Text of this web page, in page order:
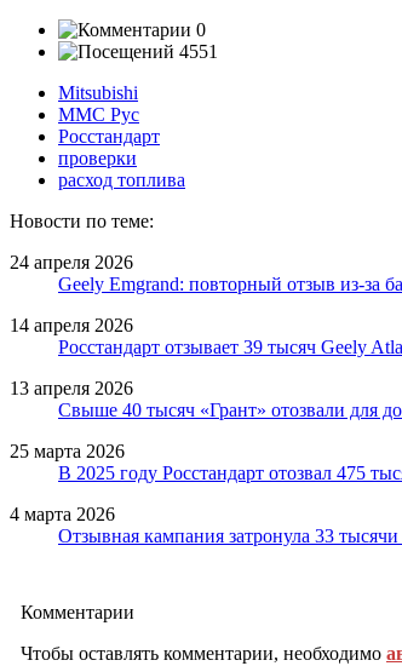
0
4551
Mitsubishi
ММС Рус
Росстандарт
проверки
расход топлива
Новости по теме:
24 апреля 2026
Geely Emgrand: повторный отзыв из-за
14 апреля 2026
Росстандарт отзывает 39 тысяч Geely
13 апреля 2026
Свыше 40 тысяч «Грант» отозвали для
25 марта 2026
В 2025 году Росстандарт отозвал 475
4 марта 2026
Отзывная кампания затронула 33
Комментарии
Чтобы оставлять комментарии, необходимо